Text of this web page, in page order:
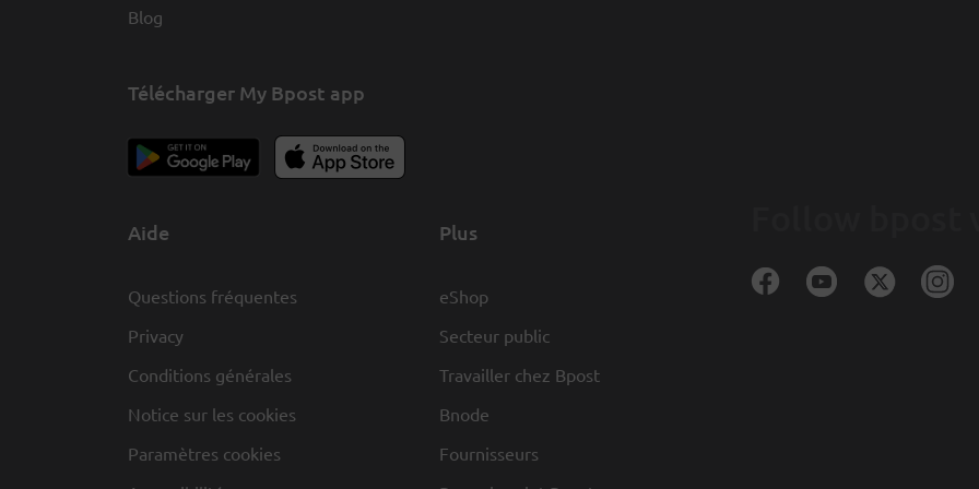
Blog
Télécharger My Bpost app
Aide
Questions fréquentes
Privacy
Conditions générales
Notice sur les cookies
Paramètres cookies
Plus
eShop
Secteur public
Travailler chez Bpost
Bnode
Fournisseurs